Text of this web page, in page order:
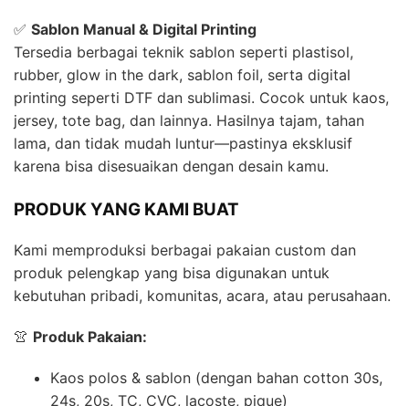
✅ Sablon Manual & Digital Printing
Tersedia berbagai teknik sablon seperti plastisol,
rubber, glow in the dark, sablon foil, serta digital
printing seperti DTF dan sublimasi. Cocok untuk kaos,
jersey, tote bag, dan lainnya. Hasilnya tajam, tahan
lama, dan tidak mudah luntur—pastinya eksklusif
karena bisa disesuaikan dengan desain kamu.
PRODUK YANG KAMI BUAT
Kami memproduksi berbagai pakaian custom dan
produk pelengkap yang bisa digunakan untuk
kebutuhan pribadi, komunitas, acara, atau perusahaan.
👚 Produk Pakaian:
Kaos polos & sablon (dengan bahan cotton 30s,
24s, 20s, TC, CVC, lacoste, pique)